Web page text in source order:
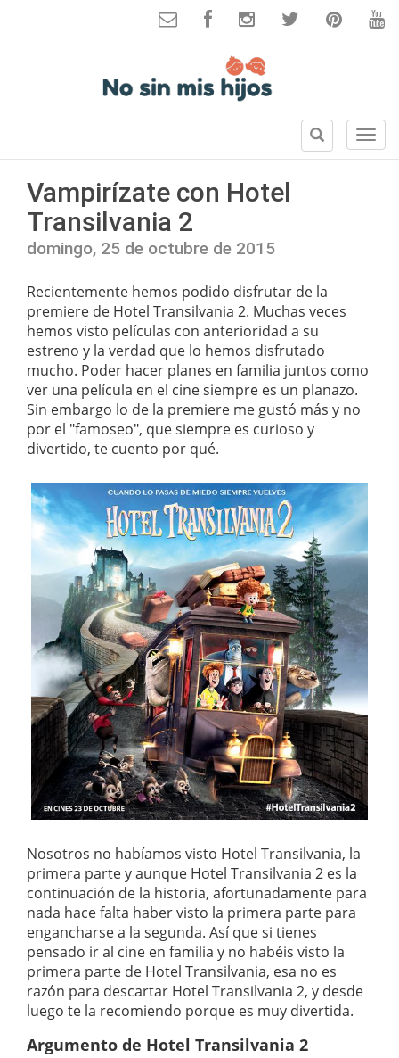
S
e
B
u
Vampirízate con Hotel
Transilvania 2
domingo, 25 de octubre de 2015
Recientemente hemos podido disfrutar de la
premiere de Hotel Transilvania 2. Muchas veces
hemos visto películas con anterioridad a su
estreno y la verdad que lo hemos disfrutado
mucho. Poder hacer planes en familia juntos como
ver una película en el cine siempre es un planazo.
Sin embargo lo de la premiere me gustó más y no
por el "famoseo", que siempre es curioso y
divertido, te cuento por qué.
Nosotros no habíamos visto Hotel Transilvania, la
primera parte y aunque Hotel Transilvania 2 es la
continuación de la historia, afortunadamente para
nada hace falta haber visto la primera parte para
engancharse a la segunda. Así que si tienes
pensado ir al cine en familia y no habéis visto la
primera parte de Hotel Transilvania, esa no es
razón para descartar Hotel Transilvania 2, y desde
luego te la recomiendo porque es muy divertida.
Argumento de Hotel Transilvania 2